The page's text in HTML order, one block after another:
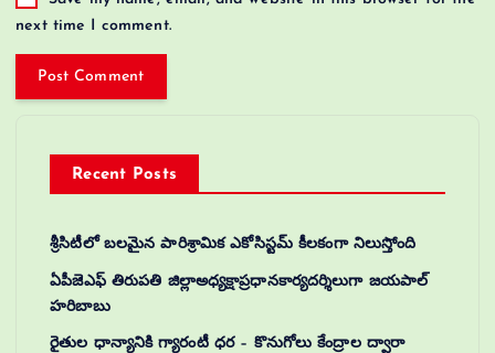
next time I comment.
Recent Posts
శ్రీసిటీలో బలమైన పారిశ్రామిక ఎకోసిస్టమ్ కీలకంగా నిలుస్తోంది
ఏపీజెఎఫ్ తిరుపతి జిల్లాఅధ్యక్షాప్రధానకార్యదర్శిలుగా జయపాల్
హరిబాబు
రైతుల ధాన్యానికి గ్యారంటీ ధర – కొనుగోలు కేంద్రాల ద్వారా